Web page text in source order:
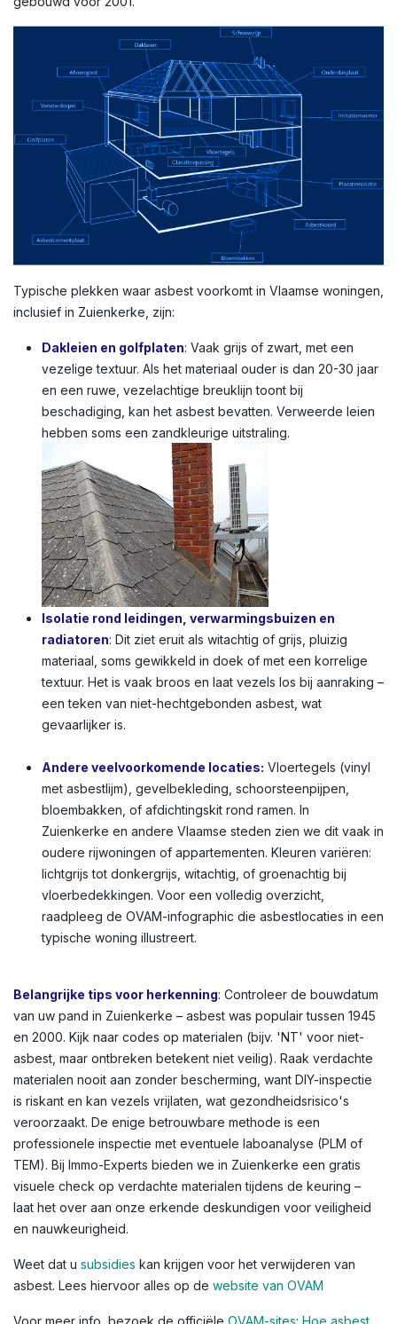
Typische plekken waar asbest voorkomt in Vlaamse woningen,
inclusief in Zuienkerke, zijn:
Dakleien en golfplaten: Vaak grijs of zwart, met een
vezelige textuur. Als het materiaal ouder is dan 20-30 jaar
en een ruwe, vezelachtige breuklijn toont bij
beschadiging, kan het asbest bevatten. Verweerde leien
hebben soms een zandkleurige uitstraling.
Isolatie rond leidingen, verwarmingsbuizen en
radiatoren: Dit ziet eruit als witachtig of grijs, pluizig
materiaal, soms gewikkeld in doek of met een korrelige
textuur. Het is vaak broos en laat vezels los bij aanraking –
een teken van niet-hechtgebonden asbest, wat
gevaarlijker is.
Andere veelvoorkomende locaties:
Vloertegels (vinyl
met asbestlijm), gevelbekleding, schoorsteenpijpen,
bloembakken, of afdichtingskit rond ramen. In
oudere rijwoningen of appartementen. Kleuren variëren:
lichtgrijs tot donkergrijs, witachtig, of groenachtig bij
vloerbedekkingen. Voor een volledig overzicht,
raadpleeg de OVAM-infographic die asbestlocaties in een
typische woning illustreert.
Belangrijke tips voor herkenning
: Controleer de bouwdatum
van uw pand in Zuienkerke – asbest was populair tussen 1945
en 2000. Kijk naar codes op materialen (bijv. 'NT' voor niet-
asbest, maar ontbreken betekent niet veilig). Raak verdachte
materialen nooit aan zonder bescherming, want DIY-inspectie
is riskant en kan vezels vrijlaten, wat gezondheidsrisico's
veroorzaakt. De enige betrouwbare methode is een
professionele inspectie met eventuele laboanalyse (PLM of